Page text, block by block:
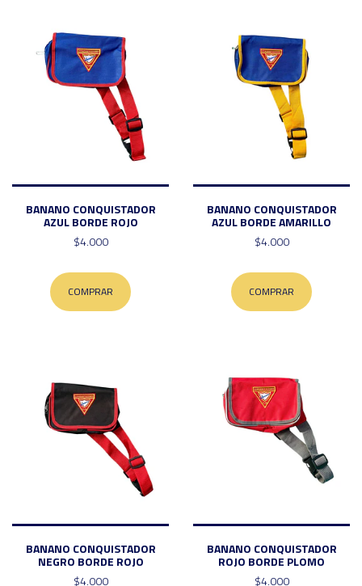
BANANO CONQUISTADOR
AZUL BORDE ROJO
$4.000
COMPRAR
BANANO CONQUISTADOR
AZUL BORDE AMARILLO
$4.000
COMPRAR
BANANO CONQUISTADOR
NEGRO BORDE ROJO
$4.000
BANANO CONQUISTADOR
ROJO BORDE PLOMO
$4.000